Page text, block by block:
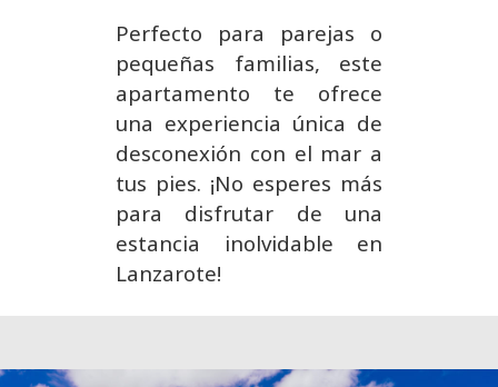
Perfecto para parejas o
pequeñas familias, este
apartamento te ofrece
una experiencia única de
desconexión con el mar a
tus pies. ¡No esperes más
para disfrutar de una
estancia inolvidable en
Lanzarote!